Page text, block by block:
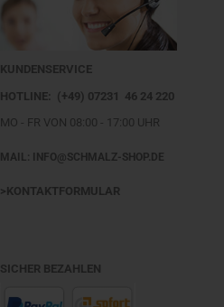
KUNDENSERVICE
HOTLINE: (+49) 07231 46 24 220
MO - FR VON 08:00 - 17:00 UHR
MAIL: INFO@SCHMALZ-SHOP.DE
>KONTAKTFORMULAR
SICHER BEZAHLEN